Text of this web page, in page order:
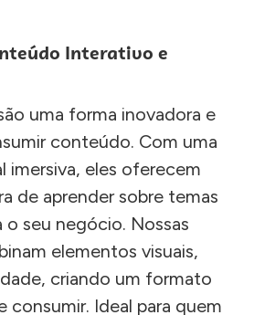
Interativo e
uma forma inovadora e
conteúdo. Com uma
imersiva, eles oferecem
de aprender sobre temas
seu negócio. Nossas
elementos visuais,
criando um formato
consumir. Ideal para quem